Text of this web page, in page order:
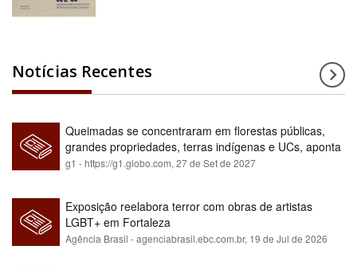
Notícias Recentes
Queimadas se concentraram em florestas públicas,
grandes propriedades, terras indígenas e UCs, aponta
relatório
g1 - https://g1.globo.com,27 de Set de 2027
Exposição reelabora terror com obras de artistas
LGBT+ em Fortaleza
Agência Brasil - agenciabrasil.ebc.com.br, 19 de Jul de 2026